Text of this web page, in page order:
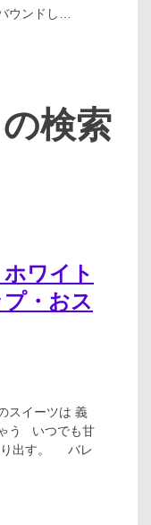
ウンドし…
の検索
ワイト
・おス
スイーツは 義
う いつでも甘
り出す。 バレ